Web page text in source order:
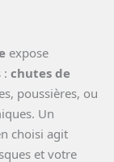
expose
: chutes de
poussières, ou
Un
choisi agit
et votre